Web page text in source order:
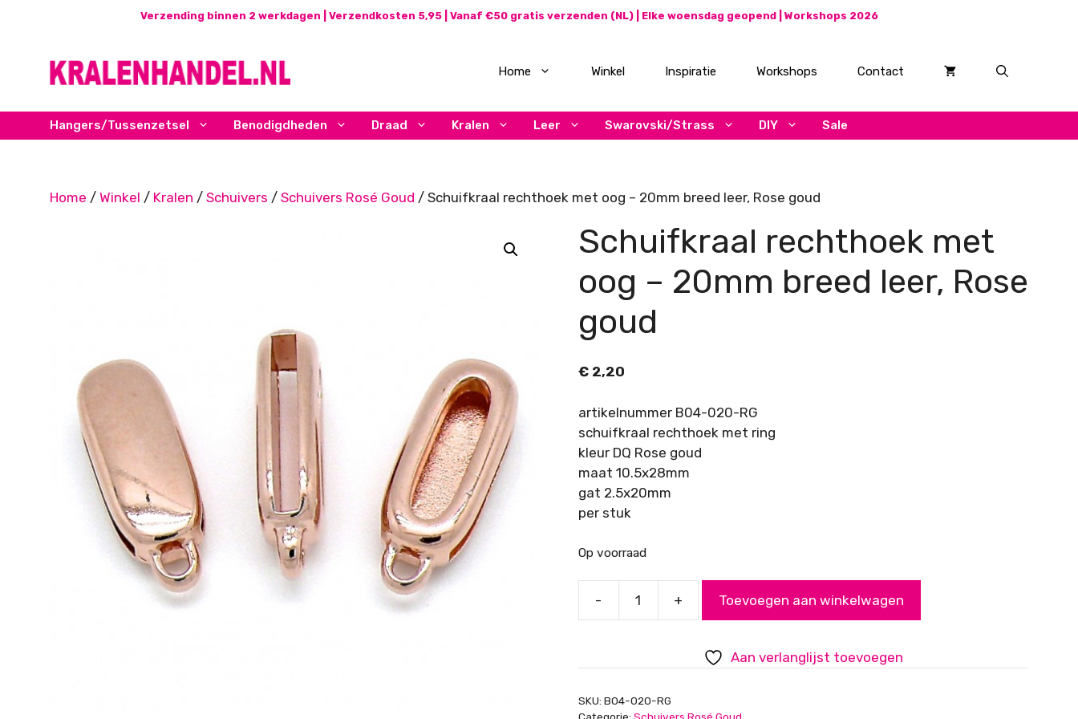
Verzending binnen 2 werkdagen | Verzendkosten 5,95 | Vanaf €50 gratis verzenden (NL) | Elke woensdag geopend | Workshops 2026
Home Winkel Inspiratie Workshops Contact
Hangers/Tussenzetsel Benodigdheden Draad Kralen Leer Swarovski/Strass DIY Sale
Home / Winkel / Kralen / Schuivers / Schuivers Rosé Goud / Schuifkraal rechthoek met oog – 20mm breed leer, Rose goud
Schuifkraal rechthoek met
oog – 20mm breed leer, Rose
goud
€2,20
artikelnummer B04-020-RG
schuifkraal rechthoek met ring
kleur DQ Rose goud
maat 10.5x28mm
gat 2.5x20mm
per stuk
Op voorraad
-
Schuifkraal
oog
20mm
+ Toevoegen aan winkelwagen
Aan verlanglijst toevoegen
SKU: B04-020-RG